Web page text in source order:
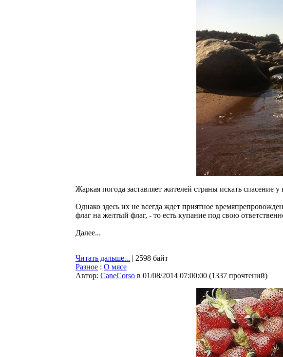
Жаркая погода заставляет жителей страны искать спасение
Однако здесь их не всегда ждет приятное
флаг на желтый флаг, - то есть купание под свою
Далее...
Читать дальше... | 2598 байт
Разное : О мясе
Автор: CaneCorso в 01/08/2014 07:00:00 (1337 прочтений)